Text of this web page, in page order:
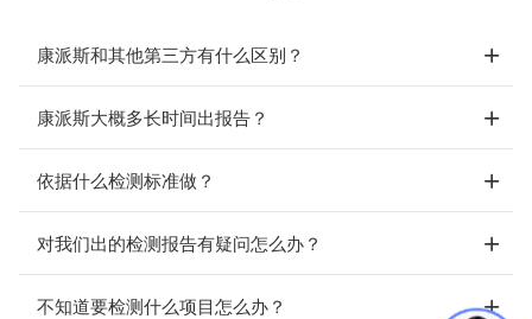
康派斯和其他第三方有什么区别？
康派斯大概多长时间出报告？
依据什么检测标准做？
对我们出的检测报告有疑问怎么办？
不知道要检测什么项目怎么办？